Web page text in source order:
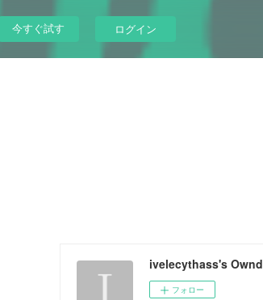
今すぐ試す ログイン
ivelecythass's Ownd
フォロー